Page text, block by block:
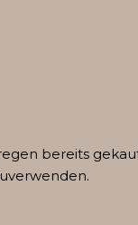
bereits